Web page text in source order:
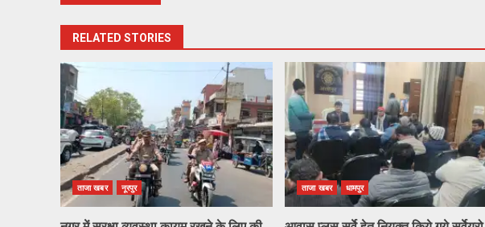
RELATED STORIES
ताजा खबर नूरपुर ताजा खबर धामपुर